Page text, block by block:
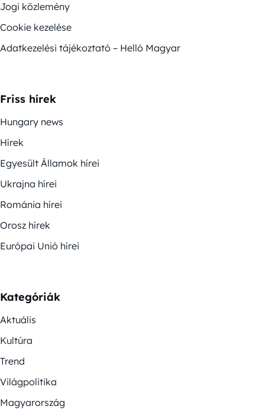
Jogi közlemény
Cookie kezelése
Adatkezelési tájékoztató – Helló Magyar
Friss hírek
Hungary news
Hírek
Egyesült Államok hírei
Ukrajna hírei
Románia hírei
Orosz hírek
Európai Unió hírei
Kategóriák
Aktuális
Kultúra
Trend
Világpolitika
Magyarország